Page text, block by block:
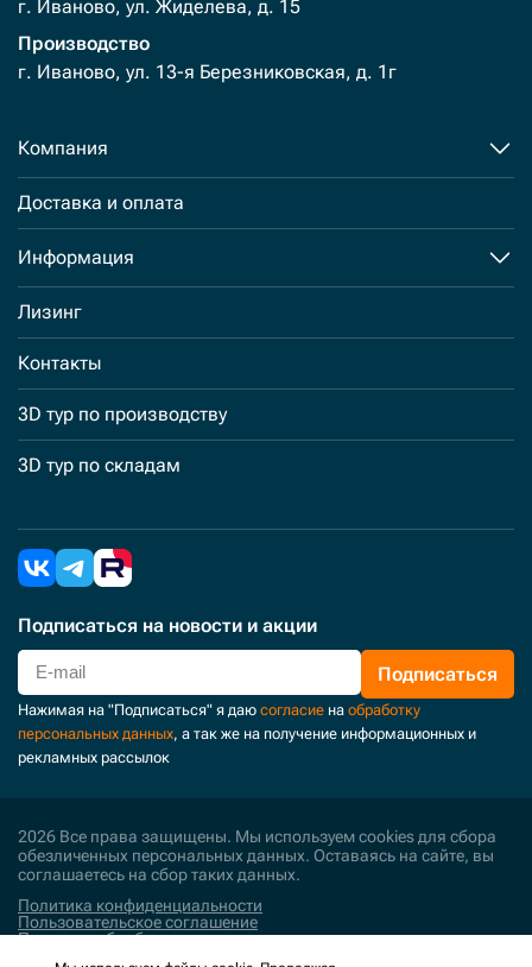
г. Иваново, ул. Жиделева, д. 15
Производство
г. Иваново, ул. 13-я Березниковская, д. 1г
Компания
Доставка и оплата
Информация
Лизинг
Контакты
3D тур по производству
3D тур по складам
Подписаться на новости и акции
Подписаться
Нажимая на "Подписаться" я даю согласие на обработку
персональных данных, а так же на получение информационных и
рекламных рассылок
2026 Все права защищены. Мы используем cookies для сбора
обезличенных персональных данных. Оставаясь на сайте, вы
соглашаетесь на сбор таких данных.
Политика конфиденциальности
Пользовательское соглашение
Политика обработки персональных данных